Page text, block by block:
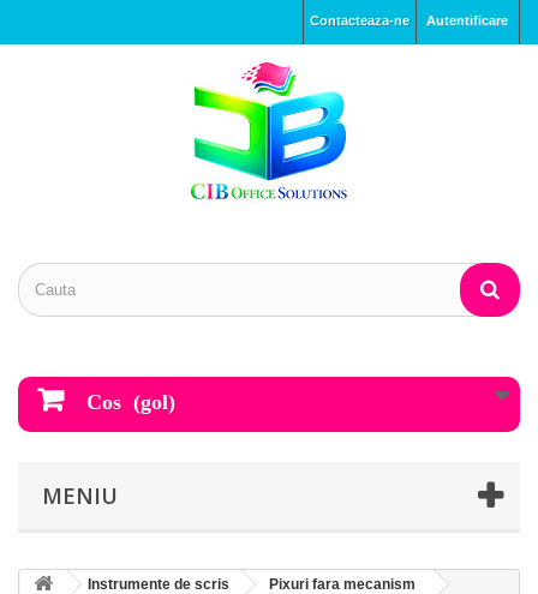
Autentificare
Contacteaza-ne
Cos (gol)
MENIU
Instrumente de scris
Pixuri fara mecanism